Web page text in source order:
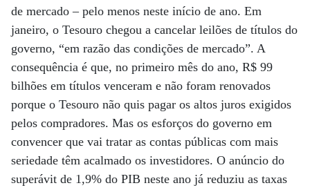
de mercado – pelo menos neste início de ano. Em
janeiro, o Tesouro chegou a cancelar leilões de títulos do
governo, “em razão das condições de mercado”. A
consequência é que, no primeiro mês do ano, R$ 99
bilhões em títulos venceram e não foram renovados
porque o Tesouro não quis pagar os altos juros exigidos
pelos compradores. Mas os esforços do governo em
convencer que vai tratar as contas públicas com mais
seriedade têm acalmado os investidores. O anúncio do
superávit de 1,9% do PIB neste ano já reduziu as taxas